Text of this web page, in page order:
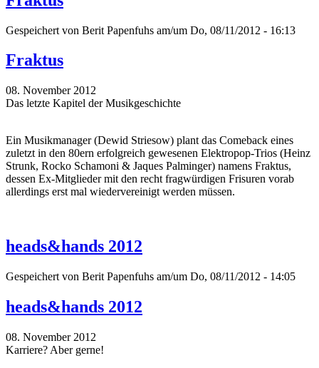
Gespeichert von Berit Papenfuhs am/um Do, 08/11/2012 - 16:13
Fraktus
08. November 2012
Das letzte Kapitel der Musikgeschichte
Ein Musikmanager (Dewid Striesow) plant das Comeback eines
zuletzt in den 80ern erfolgreich gewesenen Elektropop-Trios (Heinz
Strunk, Rocko Schamoni & Jaques Palminger) namens Fraktus,
dessen Ex-Mitglieder mit den recht fragwürdigen Frisuren vorab
allerdings erst mal wiedervereinigt werden müssen.
heads&hands 2012
Gespeichert von Berit Papenfuhs am/um Do, 08/11/2012 - 14:05
heads&hands 2012
08. November 2012
Karriere? Aber gerne!